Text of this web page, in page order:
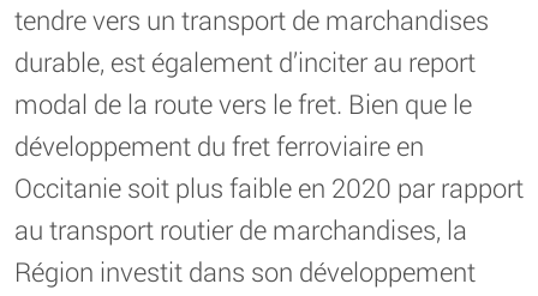
tendre vers un transport de marchandises
durable, est également d’inciter au report
modal de la route vers le fret. Bien que le
développement du fret ferroviaire en
Occitanie soit plus faible en 2020 par rapport
au transport routier de marchandises, la
Région investit dans son développement